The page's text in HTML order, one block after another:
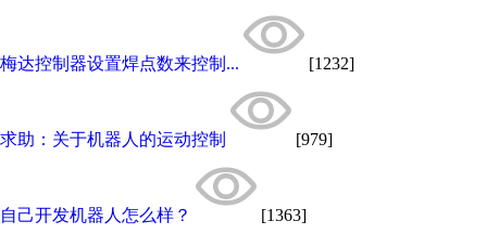
梅达控制器设置焊点数来控制... [1232]
求助：关于机器人的运动控制 [979]
自己开发机器人怎么样？ [1363]